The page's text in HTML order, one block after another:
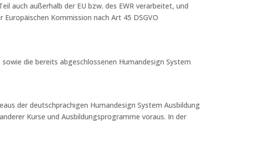
auch außerhalb der EU bzw. des EWR verarbeitet, und
Kommission nach Art 45 DSGVO
die bereits abgeschlossenen Humandesign System
der deutschprachigen Humandesign System Ausbildung
Kurse und Ausbildungsprogramme voraus. In der